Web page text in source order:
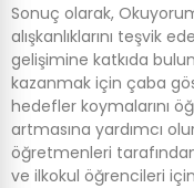
Sonuç olarak,
alışkanlıklarını teşvik
gelişimine katkıda
kazanmak için çaba
hedefler koymalarını
artmasına yardımcı
öğretmenleri
ve ilkokul öğrencileri için